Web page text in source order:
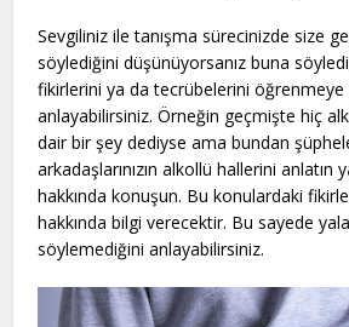
Sevgiliniz ile tanışma sürecinizde size
söylediğini düşünüyorsanız buna
fikirlerini ya da tecrübelerini öğrenmeye
anlayabilirsiniz. Örneğin geçmişte hiç
dair bir şey dediyse ama bundan
arkadaşlarınızın alkollü hallerini anlatın
hakkında konuşun. Bu konulardaki
hakkında bilgi verecektir. Bu sayede
söylemediğini anlayabilirsiniz.